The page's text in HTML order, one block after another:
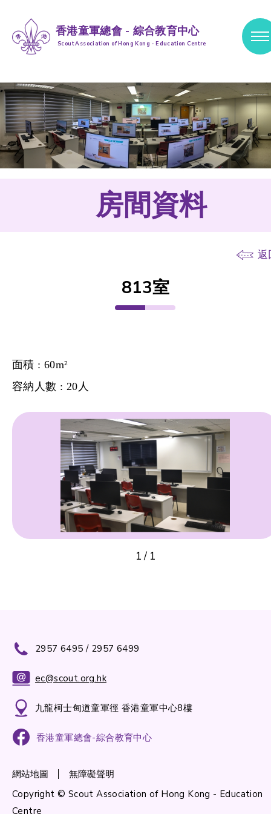
香港童軍總會 - 綜合教育中心
Scout Association of Hong Kong - Education Centre
跳到內容 (按輸入鍵)
房間資料
返
813室
面積 : 60m2
容納人數 : 20人
1 / 1
2957 6495 / 2957 6499
ec@scout.org.hk
九龍柯士甸道童軍徑 香港童軍中心8樓
香港童軍總會-綜合教育中心
網站地圖
無障礙聲明
Copyright © Scout Association of Hong Kong - Education
Centre